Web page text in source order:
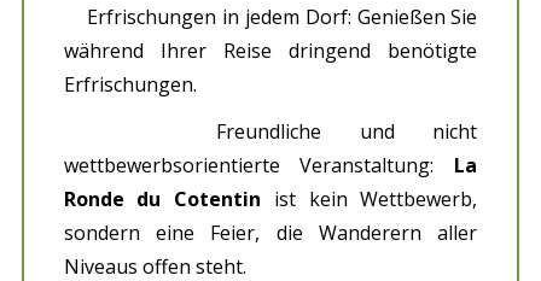
Erfrischungen in jedem Dorf: Genießen Sie
während Ihrer Reise dringend benötigte
Erfrischungen.
Freundliche und nicht
wettbewerbsorientierte Veranstaltung: La
Ronde du Cotentin ist kein Wettbewerb,
sondern eine Feier, die Wanderern aller
Niveaus offen steht.